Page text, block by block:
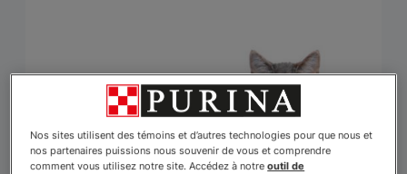
Nos sites utilisent des témoins et d’autres technologies pour que nous et
nos partenaires puissions nous souvenir de vous et comprendre
comment vous utilisez notre site. Accédez à notreoutil de